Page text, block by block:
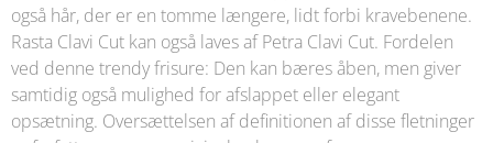
også hår, der er en tomme længere, lidt forbi kravebenene.
Rasta Clavi Cut kan også laves af Petra Clavi Cut. Fordelen
ved denne trendy frisure: Den kan bæres åben, men giver
samtidig også mulighed for afslappet eller elegant
opsætning. Oversættelsen af ​​definitionen af ​​disse fletninger